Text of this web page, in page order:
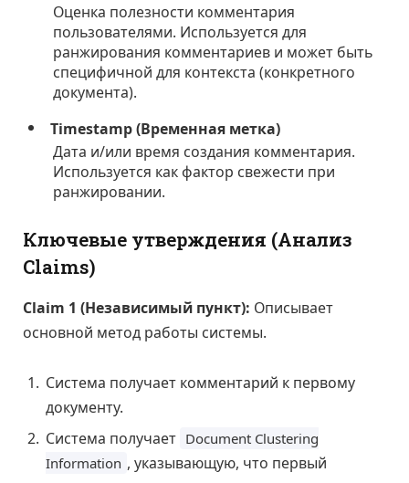
Оценка полезности комментария
пользователями. Используется для
ранжирования комментариев и может быть
специфичной для контекста (конкретного
документа).
Timestamp (Временная метка)
Дата и/или время создания комментария.
Используется как фактор свежести при
ранжировании.
Ключевые утверждения (Анализ
Claims)
Claim 1 (Независимый пункт): Описывает
основной метод работы системы.
Система получает комментарий к первому
документу.
Система получает Document Clustering
Information , указывающую, что первый